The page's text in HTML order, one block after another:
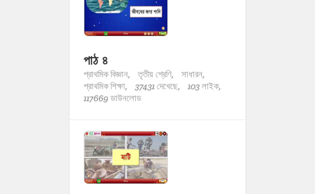
পাঠ ৪
প্রাথমিক বিজ্ঞান, তৃতীয় শ্রেণি,
সাধারন,
প্রাথমিক শিক্ষা,
37431 দেখেছে,
103 লাইক,
117669 ডাউনলোড